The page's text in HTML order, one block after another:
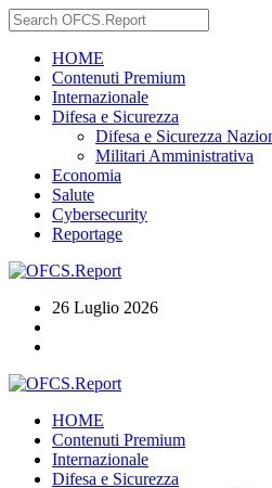
HOME
Contenuti Premium
Internazionale
Difesa e Sicurezza
Difesa e Sicurezza
Militari Amministrativa
Economia
Salute
Cybersecurity
Reportage
26 Luglio 2026
HOME
Contenuti Premium
Internazionale
Difesa e Sicurezza